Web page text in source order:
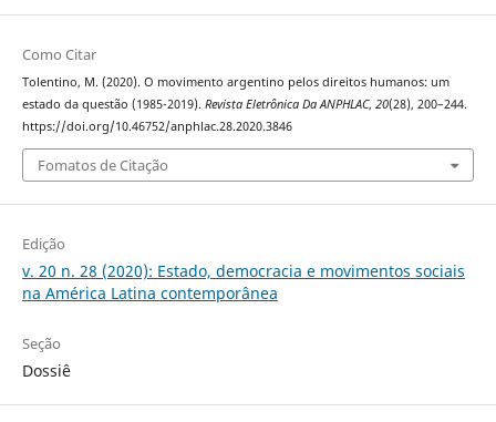
Como Citar
Tolentino, M. (2020). O movimento argentino pelos direitos humanos: um
estado da questão (1985-2019). Revista Eletrônica Da ANPHLAC, 20(28), 200–244.
https://doi.org/10.46752/anphlac.28.2020.3846
Fomatos de Citação
Edição
v. 20 n. 28 (2020): Estado, democracia e movimentos sociais
na América Latina contemporânea
Seção
Dossiê